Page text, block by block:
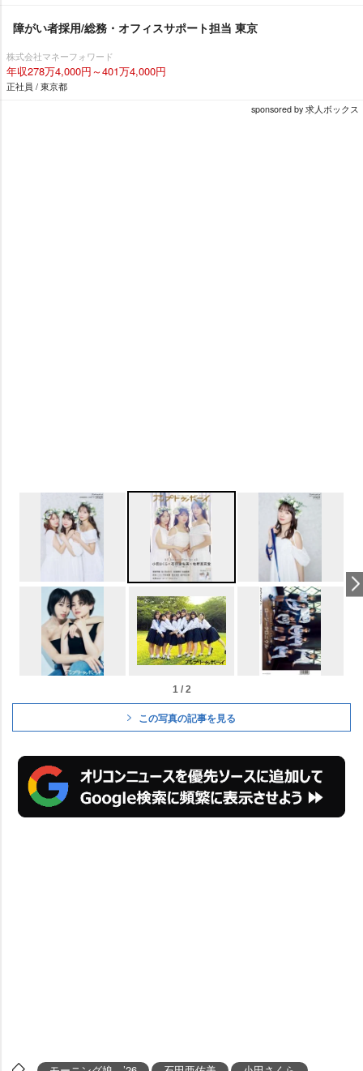
障がい者採用/総務・オフィスサポート担当 東京
株式会社マネーフォワード
年収278万4,000円～401万4,000円
正社員 / 東京都
sponsored by 求人ボックス
1 / 2
この写真の記事を見る